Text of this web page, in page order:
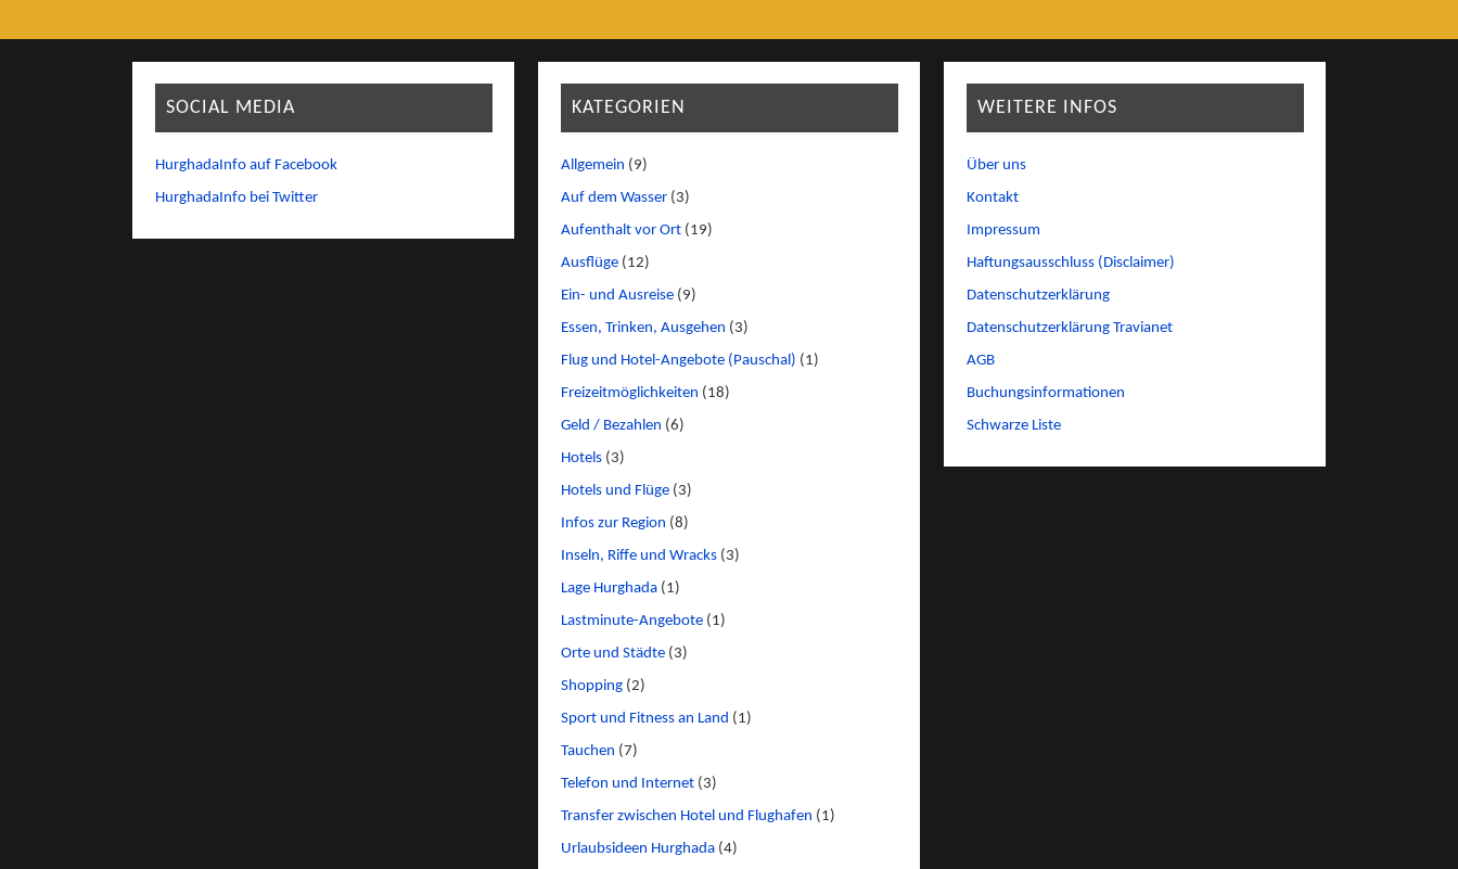
SOCIAL MEDIA
HurghadaInfo auf Facebook
HurghadaInfo bei Twitter
KATEGORIEN
Allgemein (9)
Auf dem Wasser(3)
Aufenthalt vor Ort(19)
Ausflüge(12)
Ein- und Ausreise(9)
Essen, Trinken, Ausgehen (3)
Flug und Hotel-Angebote (Pauschal) (1)
Freizeitmöglichkeiten (18)
Geld / Bezahlen (6)
Hotels(3)
Hotels und Flüge(3)
Infos zur Region (8)
Inseln, Riffe und Wracks(3)
Lage Hurghada(1)
Lastminute-Angebote(1)
Orte und Städte(3)
Shopping(2)
Sport und Fitness an Land (1)
Tauchen (7)
Telefon und Internet(3)
Transfer zwischen Hotel und Flughafen (1)
Urlaubsideen Hurghada(4)
WEITERE INFOS
Über uns
Kontakt
Impressum
Haftungsausschluss (Disclaimer)
Datenschutzerklärung
Datenschutzerklärung Travianet
AGB
Buchungsinformationen
Schwarze Liste